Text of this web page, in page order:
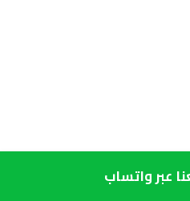
عبر واتساب